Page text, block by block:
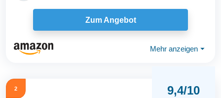
Zum Angebot
Mehr anzeigen ⏷
2 9,4/10